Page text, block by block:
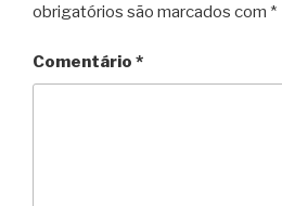
obrigatórios são marcados com *
Comentário *